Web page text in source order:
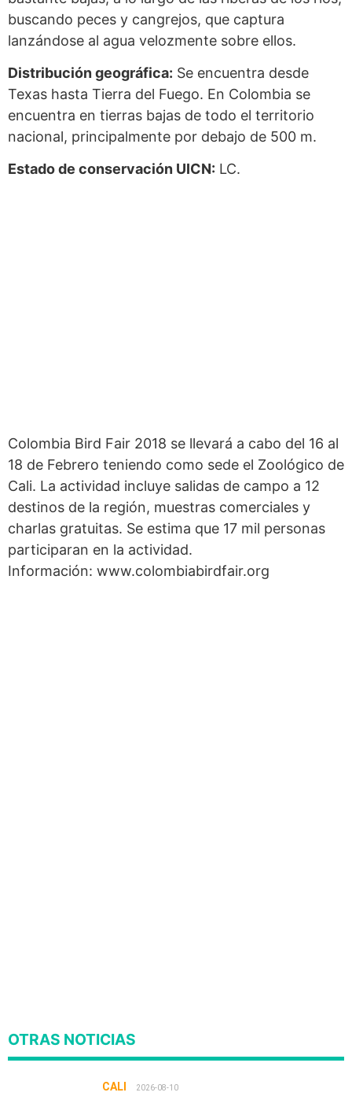
buscando peces y cangrejos, que captura
lanzándose al agua velozmente sobre ellos.
Distribución geográfica: Se encuentra desde
Texas hasta Tierra del Fuego. En Colombia se
encuentra en tierras bajas de todo el territorio
nacional, principalmente por debajo de 500 m.
Estado de conservación UICN: LC.
Colombia Bird Fair 2018 se llevará a cabo del 16 al
18 de Febrero teniendo como sede el Zoológico de
Cali. La actividad incluye salidas de campo a 12
destinos de la región, muestras comerciales y
charlas gratuitas. Se estima que 17 mil personas
participaran en la actividad.
Información: www.colombiabirdfair.org
OTRAS NOTICIAS
CALI 2026-08-10